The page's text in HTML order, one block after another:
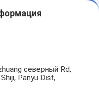
северный Rd,
Panyu Dist,